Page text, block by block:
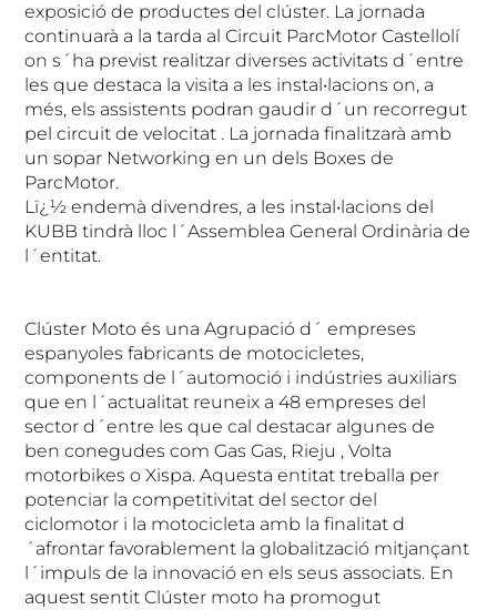
exposició de productes del clúster. La jornada
continuarà a la tarda al Circuit ParcMotor Castellolí
on s´ha previst realitzar diverses activitats d´entre
les que destaca la visita a les instal•lacions on, a
més, els assistents podran gaudir d´un recorregut
pel circuit de velocitat . La jornada finalitzarà amb
un sopar Networking en un dels Boxes de
ParcMotor.
Lï¿½ endemà divendres, a les instal•lacions del
KUBB tindrà lloc l´Assemblea General Ordinària de
l´entitat.
Clúster Moto és una Agrupació d´ empreses
espanyoles fabricants de motocicletes,
components de l´automoció i indústries auxiliars
que en l´actualitat reuneix a 48 empreses del
sector d´entre les que cal destacar algunes de
ben conegudes com Gas Gas, Rieju , Volta
motorbikes o Xispa. Aquesta entitat treballa per
potenciar la competitivitat del sector del
ciclomotor i la motocicleta amb la finalitat d
´afrontar favorablement la globalització mitjançant
l´impuls de la innovació en els seus associats. En
aquest sentit Clúster moto ha promogut